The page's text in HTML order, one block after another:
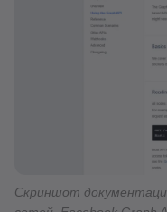
Скриншот